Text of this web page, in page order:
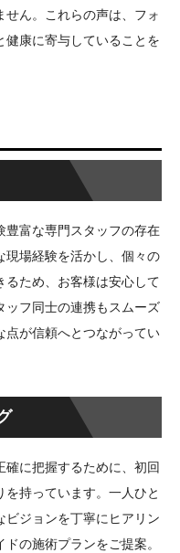
せん。これらの声は、フォ
健康に寄与していることを
豊富な専門スタッフの存在
現場経験を活かし、個々の
るため、お客様は安心して
ッフ同士の連携もスムーズ
点が信頼へとつながってい
に把握するために、初回
持っています。一人ひと
ビジョンを丁寧にヒアリン
の施術プランをご提案。